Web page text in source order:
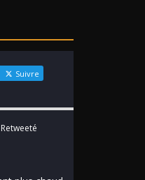
Suivre